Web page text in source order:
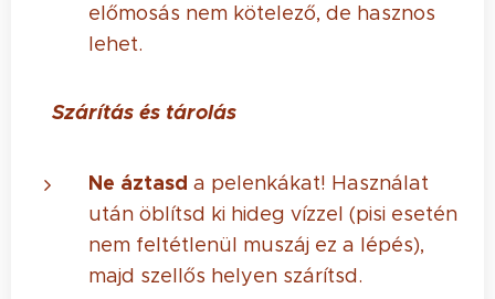
előmosás nem kötelező, de hasznos
lehet.
☀️ Szárítás és tárolás
Ne áztasd a pelenkákat! Használat
után öblítsd ki hideg vízzel (pisi esetén
nem feltétlenül muszáj ez a lépés),
majd szellős helyen szárítsd.